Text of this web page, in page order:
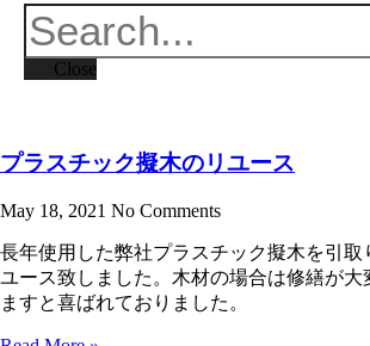
Close
プラスチック擬木のリユース
May 18, 2021 No Comments
長年使用した弊社プラスチック擬木を引取
ユース致しました。木材の場合は修繕が大
ますと喜ばれておりました。